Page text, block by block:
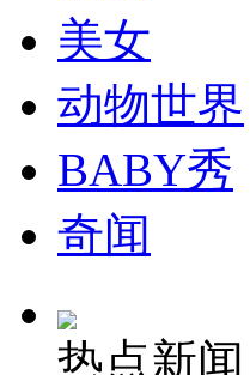
纽约上演“枕头大战”
司机酒驾遇交警 急速
美女
动物世界
BABY秀
奇闻
热点新闻